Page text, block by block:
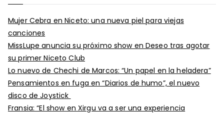
Mujer Cebra en Niceto: una nueva piel para viejas
canciones
MissLupe anuncia su próximo show en Deseo tras agotar
su primer Niceto Club
Lo nuevo de Chechi de Marcos: “Un papel en la heladera”
Pensamientos en fuga en “Diarios de humo”, el nuevo
disco de Joystick
Fransia: “El show en Xirgu va a ser una experiencia